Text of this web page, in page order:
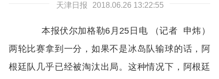
天津日报 2018.06.26 13:22:55
本报伏尔加格勒6月25日电 （记者 申炜）
两轮比赛拿到一分，如果不是冰岛队输球的话，阿
根廷队几乎已经被淘汰出局。这种情况下，阿根廷